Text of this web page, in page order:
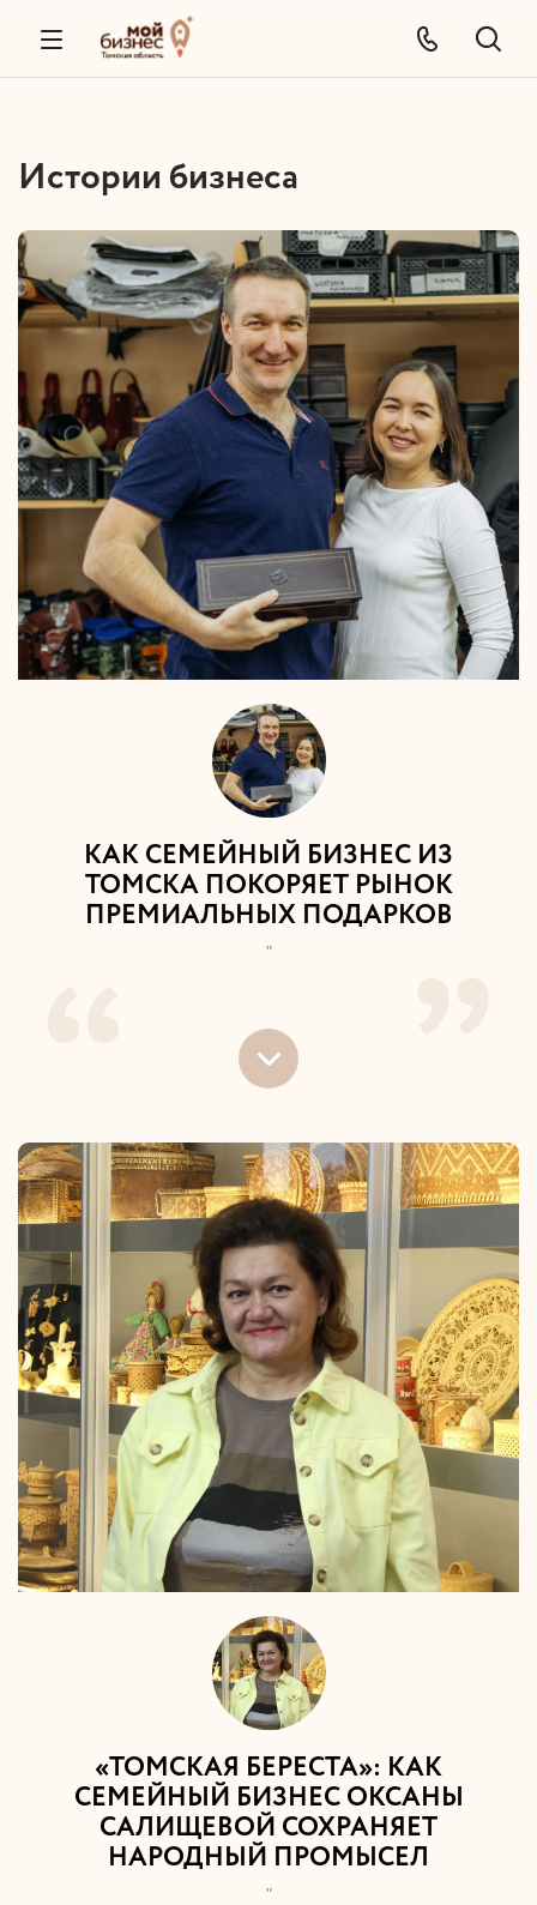
Истории бизнеса
КАК СЕМЕЙНЫЙ БИЗНЕС ИЗ
ТОМСКА ПОКОРЯЕТ РЫНОК
ПРЕМИАЛЬНЫХ ПОДАРКОВ
"
«ТОМСКАЯ БЕРЕСТА»: КАК
СЕМЕЙНЫЙ БИЗНЕС ОКСАНЫ
САЛИЩЕВОЙ СОХРАНЯЕТ
НАРОДНЫЙ ПРОМЫСЕЛ
"